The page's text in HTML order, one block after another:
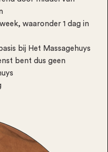
waaronder 1 dag in
bij Het Massagehuys
bent dus geen